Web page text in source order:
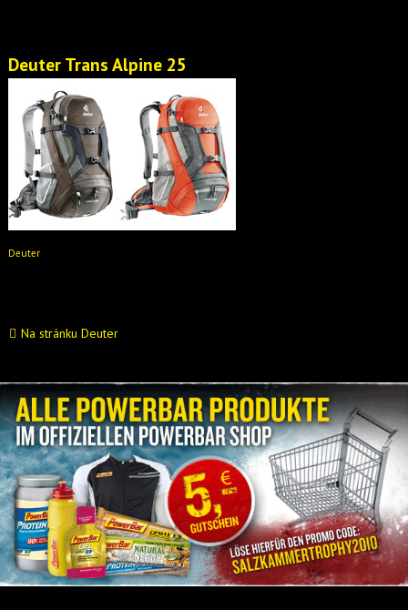
Deuter Trans Alpine 25
Deuter
Na stránku Deuter